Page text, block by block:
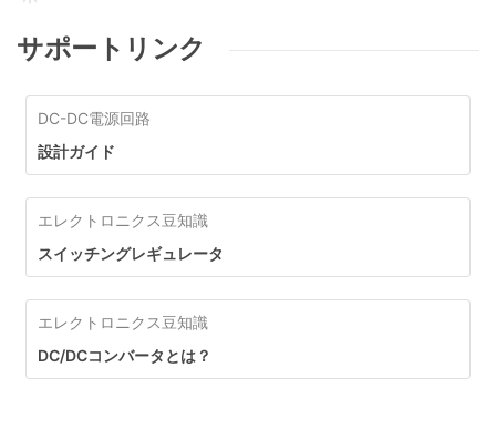
サポートリンク
DC-DC電源回路
設計ガイド
エレクトロニクス豆知識
スイッチングレギュレータ
エレクトロニクス豆知識
DC/DCコンバータとは？